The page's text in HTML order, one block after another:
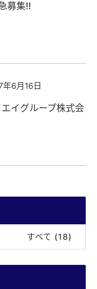
募集‼︎
年6月16日
イグループ株式会
すべて (18)